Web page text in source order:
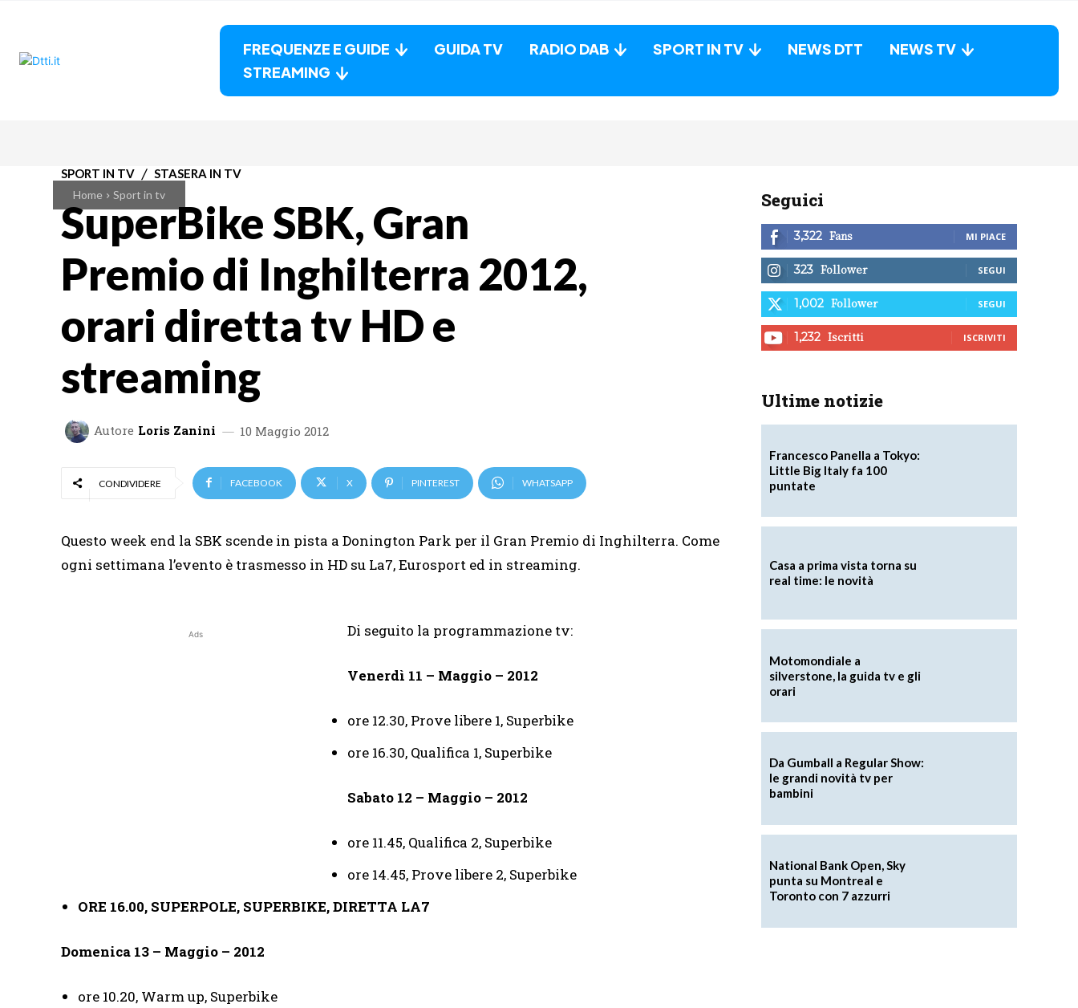
FREQUENZE E GUIDE GUIDA TV RADIO DAB SPORT IN TV NEWS DTT
NEWS TV
STREAMING
Home Sport in tv
SPORT IN TV STASERA IN TV
SuperBike SBK, Gran
Premio di Inghilterra 2012,
orari diretta tv HD e
streaming
Autore Loris Zanini 10 Maggio 2012
CONDIVIDERE FACEBOOK X PINTEREST WHATSAPP
Questo week end la SBK scende in pista a Donington Park per il Gran Premio di Inghilterra. Come
ogni settimana l’evento è trasmesso in HD su La7, Eurosport ed in streaming.
Ads Di seguito la programmazione tv:
Venerdì 11 – Maggio – 2012
ore 12.30, Prove libere 1, Superbike
ore 16.30, Qualifica 1, Superbike
Sabato 12 – Maggio – 2012
ore 11.45, Qualifica 2, Superbike
ore 14.45, Prove libere 2, Superbike
ORE 16.00, SUPERPOLE, SUPERBIKE, DIRETTA LA7
Domenica 13 – Maggio – 2012
ore 10.20, Warm up, Superbike
Seguici
3,322 Fans MI PIACE
323 Follower SEGUI
1,002 Follower SEGUI
1,232 Iscritti ISCRIVITI
Ultime notizie
Francesco Panella a Tokyo:
Little Big Italy fa 100
puntate
Casa a prima vista torna su
real time: le novità
Motomondiale a
silverstone, la guida tv e gli
orari
Da Gumball a Regular Show:
le grandi novità tv per
bambini
National Bank Open, Sky
punta su Montreal e
Toronto con 7 azzurri